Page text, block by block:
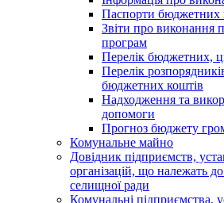
Паспорти бюджетних
Звіти про виконання
програм
Перелік бюджетних,
Перелік
бюджетних коштів
Надходження та
допомоги
Прогноз бюджету
Комунальне майно
Довідник підприємств,
організацій, що належать
селищної ради
Комунальні підприємства,